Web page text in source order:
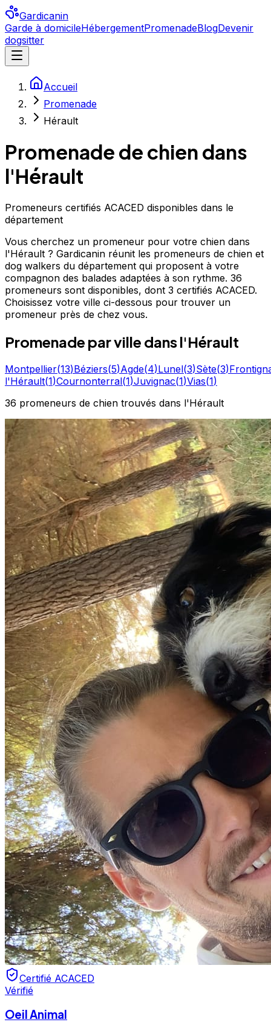
Gardicanin
Garde à domicileHébergementPromenadeBlogDevenir
dogsitter
Accueil
Promenade
Hérault
Promenade de chien dans
l'Hérault
Promeneurs certifiés ACACED disponibles dans le
département
Vous cherchez un promeneur pour votre chien dans
l'Hérault ? Gardicanin réunit les promeneurs de chien et
dog walkers du département qui proposent à votre
compagnon des balades adaptées à son rythme. 36
promeneurs sont disponibles, dont 3 certifiés ACACED.
Choisissez votre ville ci-dessous pour trouver un
promeneur près de chez vous.
Promenade par ville dans l'Hérault
Montpellier(13)Béziers(5)Agde(4)Lunel(3)Sète(3)
l'Hérault(1)Cournonterral(1)Juvignac(1)Vias(1)
36 promeneurs de chien trouvés dans l'Hérault
Certifié ACACED
Vérifié
Oeil Animal